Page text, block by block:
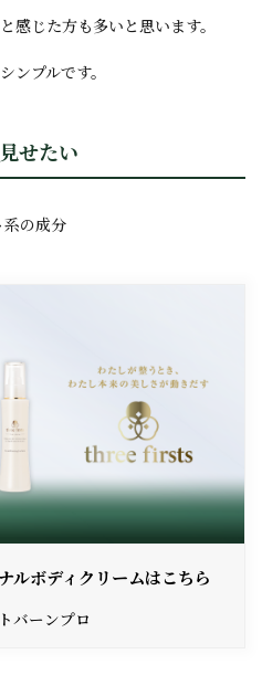
感じた方も多いと思います。
ンプルです。
せたい
の成分
ルボディクリームはこちら
バーンプロ